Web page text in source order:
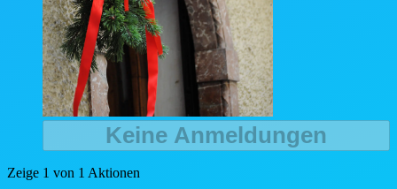
Keine Anmeldungen
Zeige 1 von 1 Aktionen